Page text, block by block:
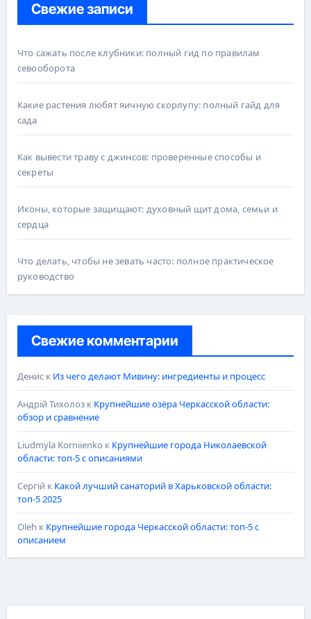
Свежие записи
Что сажать после клубники: полный гид по правилам
севооборота
Какие растения любят яичную скорлупу: полный гайд для
сада
Как вывести траву с джинсов: проверенные способы и
секреты
Иконы, которые защищают: духовный щит дома, семьи и
сердца
Что делать, чтобы не зевать часто: полное практическое
руководство
Свежие комментарии
Дениск Из чего делают Мивину: ингредиенты и процесс
Андрій Тихолозк Крупнейшие озёра Черкасской области:
обзор и сравнение
Liudmyla Korniienko к Крупнейшие города Николаевской
области: топ-5 с описаниями
Сергійк Какой лучший санаторий в Харьковской области:
топ-5 2025
Oleh к Крупнейшие города Черкасской области: топ-5 с
описанием